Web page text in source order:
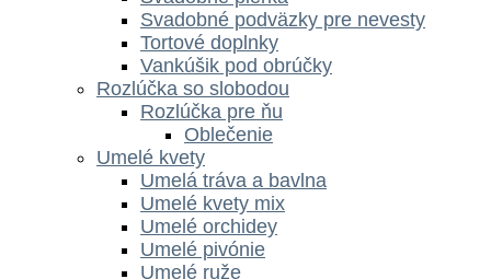
Svadobné podväzky pre nevesty
Tortové doplnky
Vankúšik pod obrúčky
Rozlúčka so slobodou
Rozlúčka pre ňu
Oblečenie
Umelé kvety
Umelá tráva a bavlna
Umelé kvety mix
Umelé orchidey
Umelé pivónie
Umelé ruže